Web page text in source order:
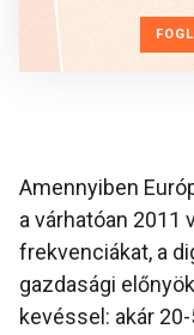
Amennyiben
a várhatóan 2011
frekvenciákat, a
gazdasági
kevéssel: akár